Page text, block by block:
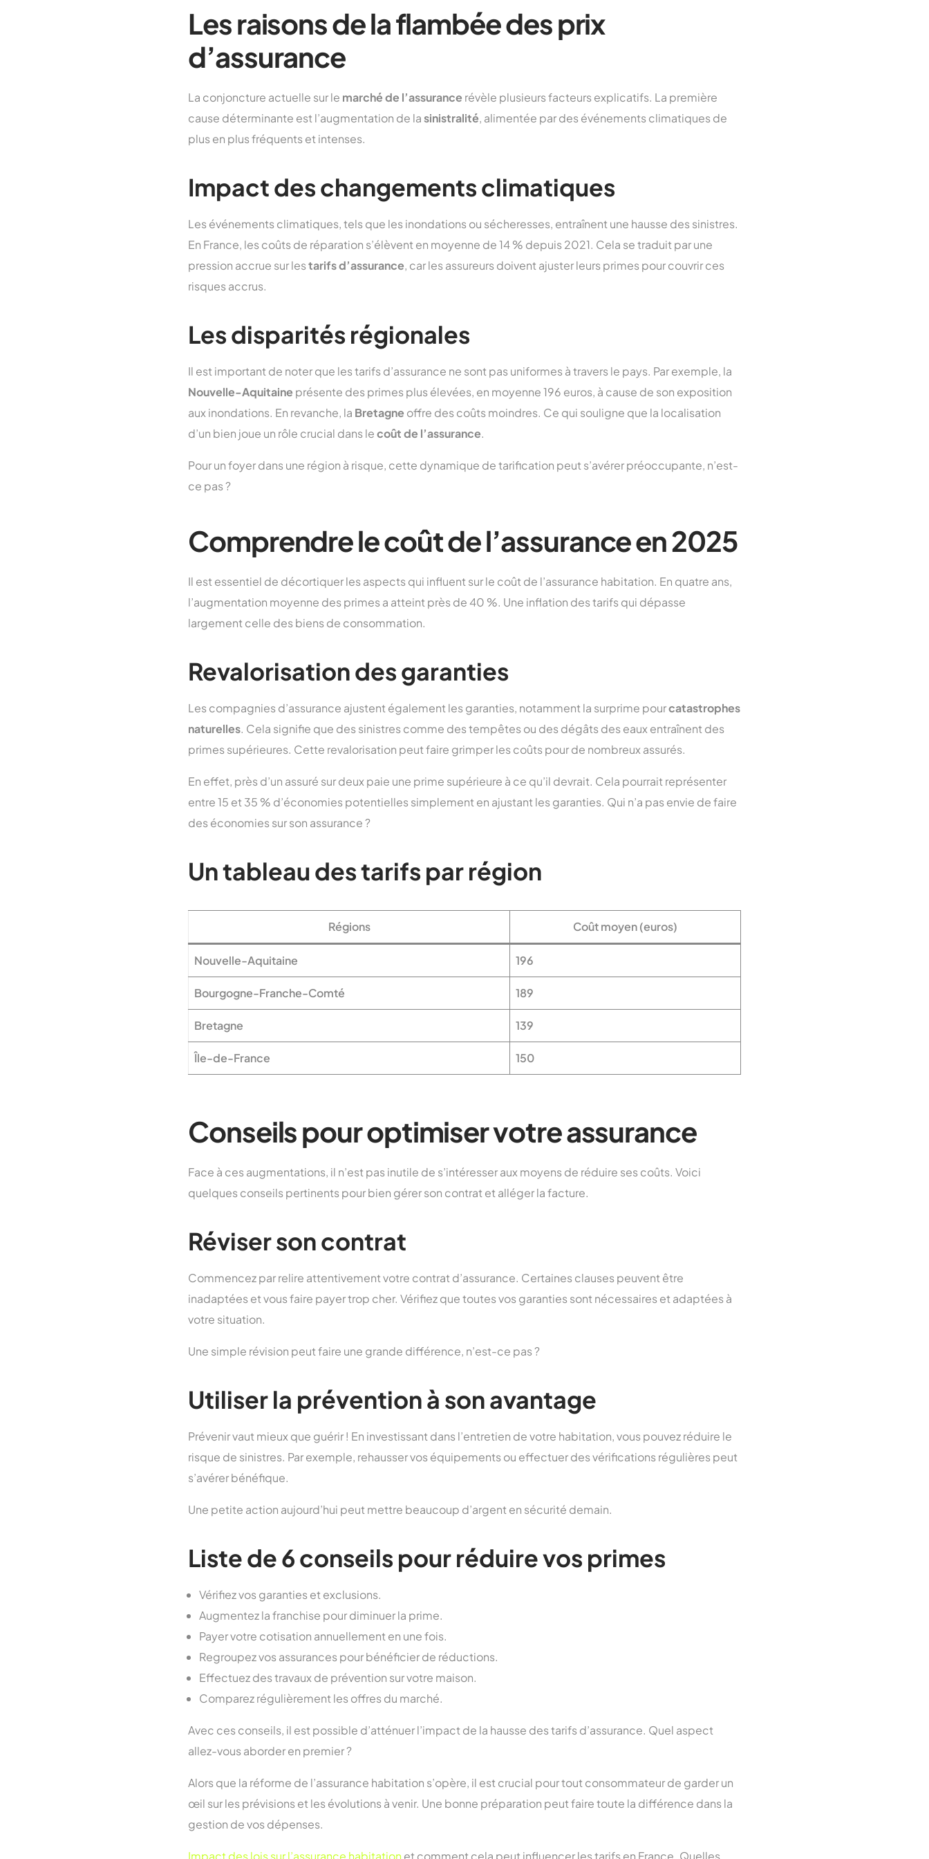
Les raisons de la flambée des prix
d’assurance
La conjoncture actuelle sur le marché de l’assurance révèle plusieurs facteurs explicatifs. La première
cause déterminante est l’augmentation de lasinistralité, alimentée par des événements climatiques de
plus en plus fréquents et intenses.
Impact des changements climatiques
Les événements climatiques, tels que les inondations ou sécheresses, entraînent une hausse des sinistres.
En France, les coûts de réparation s’élèvent en moyenne de 14 % depuis 2021. Cela se traduit par une
pression accrue sur lestarifs d’assurance, car les assureurs doivent ajuster leurs primes pour couvrir ces
risques accrus.
Les disparités régionales
Il est important de noter que les tarifs d’assurance ne sont pas uniformes à travers le pays. Par exemple, la
Nouvelle-Aquitaine présente des primes plus élevées, en moyenne 196 euros, à cause de son exposition
aux inondations. En revanche, la Bretagne offre des coûts moindres. Ce qui souligne que la localisation
d’un bien joue un rôle crucial dans lecoût de l’assurance.
Pour un foyer dans une région à risque, cette dynamique de tarification peut s’avérer préoccupante, n’est-
ce pas ?
Comprendre le coût de l’assurance en 2025
Il est essentiel de décortiquer les aspects qui influent sur le coût de l’assurance habitation. En quatre ans,
l’augmentation moyenne des primes a atteint près de 40 %. Une inflation des tarifs qui dépasse
largement celle des biens de consommation.
Revalorisation des garanties
Les compagnies d’assurance ajustent également les garanties, notamment la surprime pourcatastrophes
naturelles. Cela signifie que des sinistres comme des tempêtes ou des dégâts des eaux entraînent des
primes supérieures. Cette revalorisation peut faire grimper les coûts pour de nombreux assurés.
En effet, près d’un assuré sur deux paie une prime supérieure à ce qu’il devrait. Cela pourrait représenter
entre 15 et 35 % d’économies potentielles simplement en ajustant les garanties. Qui n’a pas envie de faire
des économies sur son assurance ?
Un tableau des tarifs par région
Régions Coût moyen (euros)
Nouvelle-Aquitaine 196
Bourgogne-Franche-Comté 189
Bretagne 139
Île-de-France 150
Conseils pour optimiser votre assurance
Face à ces augmentations, il n’est pas inutile de s’intéresser aux moyens de réduire ses coûts. Voici
quelques conseils pertinents pour bien gérer son contrat et alléger la facture.
Réviser son contrat
Commencez par relire attentivement votre contrat d’assurance. Certaines clauses peuvent être
inadaptées et vous faire payer trop cher. Vérifiez que toutes vos garanties sont nécessaires et adaptées à
votre situation.
Une simple révision peut faire une grande différence, n’est-ce pas ?
Utiliser la prévention à son avantage
Prévenir vaut mieux que guérir ! En investissant dans l’entretien de votre habitation, vous pouvez réduire le
risque de sinistres. Par exemple, rehausser vos équipements ou effectuer des vérifications régulières peut
s’avérer bénéfique.
Une petite action aujourd’hui peut mettre beaucoup d’argent en sécurité demain.
Liste de 6 conseils pour réduire vos primes
Vérifiez vos garanties et exclusions.
Augmentez la franchise pour diminuer la prime.
Payer votre cotisation annuellement en une fois.
Regroupez vos assurances pour bénéficier de réductions.
Effectuez des travaux de prévention sur votre maison.
Comparez régulièrement les offres du marché.
Avec ces conseils, il est possible d’atténuer l’impact de la hausse des tarifs d’assurance. Quel aspect
allez-vous aborder en premier ?
Alors que la réforme de l’assurance habitation s’opère, il est crucial pour tout consommateur de garder un
œil sur les prévisions et les évolutions à venir. Une bonne préparation peut faire toute la différence dans la
gestion de vos dépenses.
Impact des lois sur l’assurance habitationet comment cela peut influencer les tarifs en France. Quelles